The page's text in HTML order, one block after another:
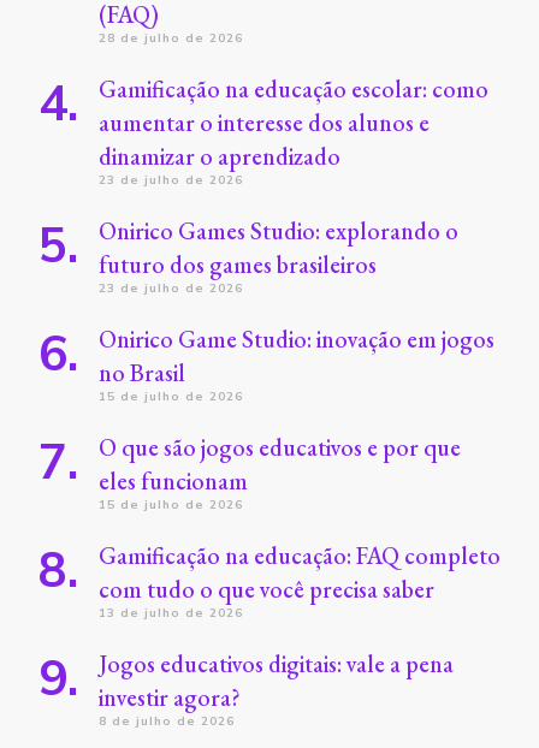
(FAQ)
28 de julho de 2026
Gamificação na educação escolar: como
aumentar o interesse dos alunos e
dinamizar o aprendizado
23 de julho de 2026
Onirico Games Studio: explorando o
futuro dos games brasileiros
23 de julho de 2026
Onirico Game Studio: inovação em jogos
no Brasil
15 de julho de 2026
O que são jogos educativos e por que
eles funcionam
15 de julho de 2026
Gamificação na educação: FAQ completo
com tudo o que você precisa saber
13 de julho de 2026
Jogos educativos digitais: vale a pena
investir agora?
8 de julho de 2026